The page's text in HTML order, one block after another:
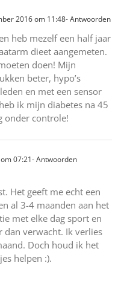
2016 om 11:48- Antwoorden
heb mezelf een half jaar
dieet aangemeten.
doen! Mijn
beter, hypo’s
en met een sensor
ik mijn diabetes na 45
onder controle!
07:21- Antwoorden
Het geeft me echt een
al 3-4 maanden aan het
met elke dag sport en
dan verwacht. Ik verlies
Doch houd ik het
helpen :).